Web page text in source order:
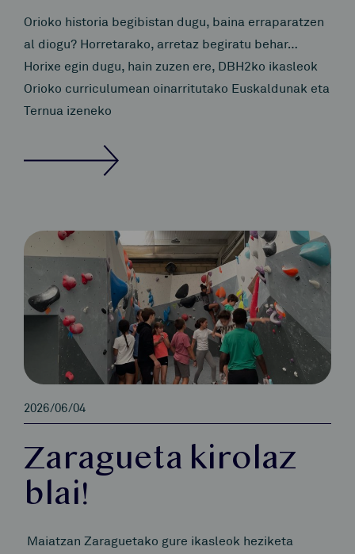
Orioko historia begibistan dugu, baina erraparatzen
al diogu? Horretarako, arretaz begiratu behar…
Horixe egin dugu, hain zuzen ere, DBH2ko ikasleok
Orioko curriculumean oinarritutako Euskaldunak eta
Ternua izeneko
2026/06/04
Zaragueta kirolaz
blai!
Maiatzan Zaraguetako gure ikasleok heziketa